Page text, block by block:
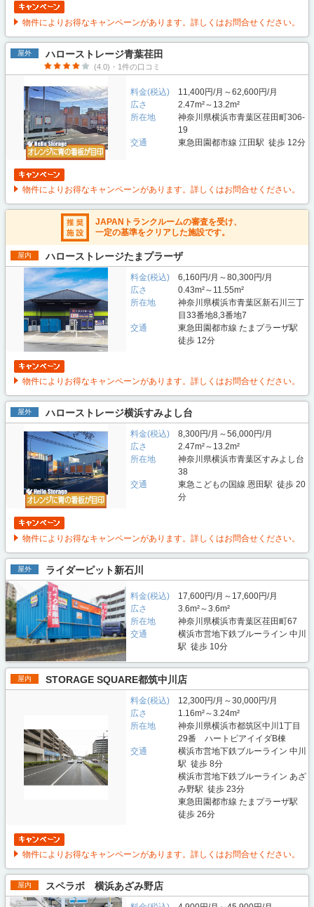
物件によりお得なキャンペーンがあります。詳しくはお問合せください。
屋外 ハローストレージ青葉荏田
(4.0)・1件の口コミ
料金(税込)
11,400円/月～62,600円/月
広さ
2.47m²～13.2m²
所在地
神奈川県横浜市青葉区荏田町306-
19
交通
東急田園都市線 江田駅 徒歩 12分
物件によりお得なキャンペーンがあります。詳しくはお問合せください。
JAPANトランクルームの審査を受け、
一定の基準をクリアした施設です。
屋内 ハローストレージたまプラーザ
料金(税込)
6,160円/月～80,300円/月
広さ
0.43m²～11.55m²
所在地
神奈川県横浜市青葉区新石川三丁
目33番地8,3番地7
交通
東急田園都市線 たまプラーザ駅
徒歩 12分
物件によりお得なキャンペーンがあります。詳しくはお問合せください。
屋外 ハローストレージ横浜すみよし台
料金(税込)
8,300円/月～56,000円/月
広さ
2.47m²～13.2m²
所在地
神奈川県横浜市青葉区すみよし台
38
交通
東急こどもの国線 恩田駅 徒歩 20
分
物件によりお得なキャンペーンがあります。詳しくはお問合せください。
屋外 ライダーピット新石川
料金(税込)
17,600円/月～17,600円/月
広さ
3.6m²～3.6m²
所在地
神奈川県横浜市青葉区荏田町67
交通
横浜市営地下鉄ブルーライン 中川
駅 徒歩 10分
屋内 STORAGE SQUARE都筑中川店
料金(税込)
12,300円/月～30,000円/月
広さ
1.16m²～3.24m²
所在地
神奈川県横浜市都筑区中川1丁目
29番 ハートピアイイダB棟
交通
横浜市営地下鉄ブルーライン 中川
駅 徒歩 8分
横浜市営地下鉄ブルーライン あざ
み野駅 徒歩 23分
東急田園都市線 たまプラーザ駅
徒歩 26分
物件によりお得なキャンペーンがあります。詳しくはお問合せください。
屋内 スペラボ 横浜あざみ野店